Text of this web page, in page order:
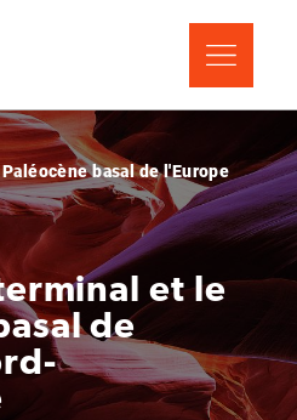
basal de l'Europe
et le
de